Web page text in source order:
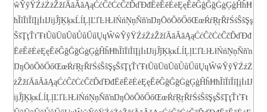
ŵŶŷŸŹźŻżŽžſĀāĂăĄąĆćĈĉĊċČčĎďĐđĒēĔĕĖėĘęĚěĜĝĞğĠġĢģĤĥĦ
ħĨĩĪīĬĭĮįİıĲĳĴĵĶķĸĹĺĻļĽľĿŀŁłŃńŅņŇňŉŊŋŌōŎŏŐőŒœŔŕŖŗŘřŚśŜŝŞş
ŠšŢţŤťŦŧŨũŪūŬŭŮůŰűŲųŴŵŶŷŸŹźŻżŽžſĀāĂăĄąĆćĈĉĊċČčĎďĐđ
ĒēĔĕĖėĘęĚěĜĝĞğĠġĢģĤĥĦħĨĩĪīĬĭĮįİıĲĳĴĵĶķĸĹĺĻļĽľĿŀŁłŃńŅņŇňŉ
ŊŋŌōŎŏŐőŒœŔŕŖŗŘřŚśŜŝŞşŠšŢţŤťŦŧŨũŪūŬŭŮůŰűŲųŴŵŶŷŸŹźŻ
żŽžſĀāĂăĄąĆćĈĉĊċČčĎďĐđĒēĔĕĖėĘęĚěĜĝĞğĠġĢģĤĥĦħĨĩĪīĬĭĮįİıĲ
ĳĴĵĶķĸĹĺĻļĽľĿŀŁłŃńŅņŇňŉŊŋŌōŎŏŐőŒœŔŕŖŗŘřŚśŜŝŞşŠšŢţŤťŦŧ